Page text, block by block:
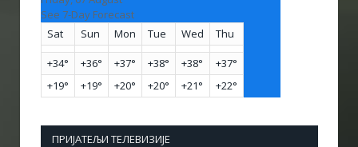
See 7-Day Forecast
Sat
Sun Mon Tue Wed Thu
+34° +36° +37° +38° +38° +37°
+19° +19° +20° +20° +21° +22°
ПРИЈАТЕЉИ ТЕЛЕВИЗИЈЕ